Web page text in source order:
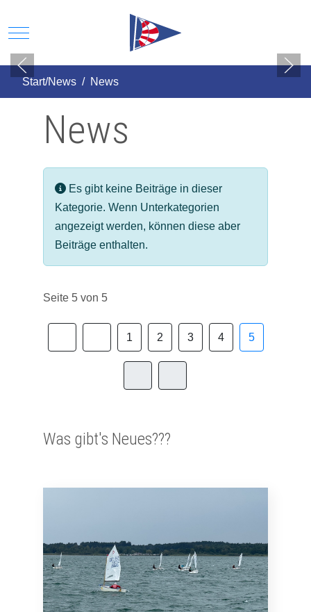
Mobile Menu Toggle
Start/News News
News
Information
Es gibt keine Beiträge in dieser
Kategorie. Wenn Unterkategorien
angezeigt werden, können diese aber
Beiträge enthalten.
Seite 5 von 5
1 2 3 4 5
Was gibt's Neues???